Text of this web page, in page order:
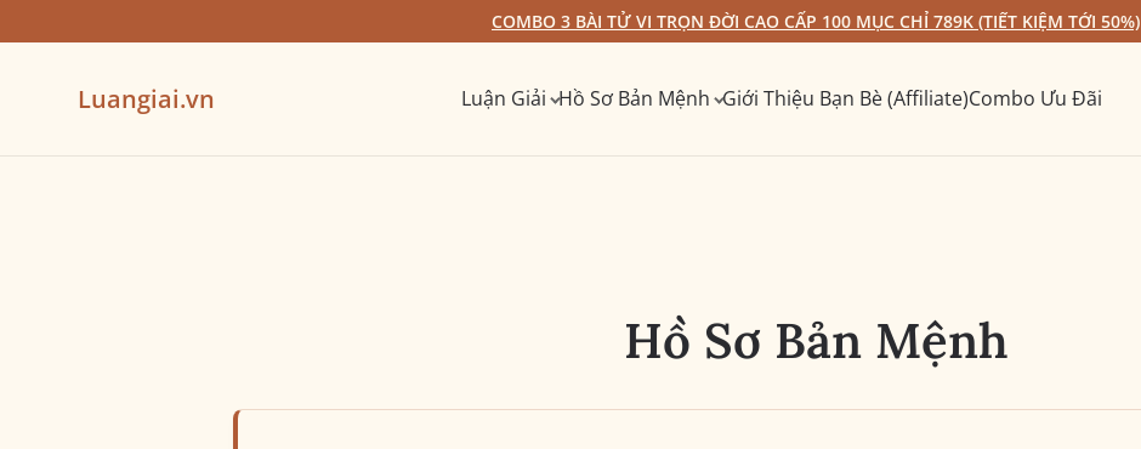
COMBO 3 BÀI TỬ VI TRỌN ĐỜI CAO CẤP 100 MỤC CHỈ 789K (TIẾT KIỆM TỚI 50%)
Luangiai.vn Luận Giải Hồ Sơ Bản Mệnh Giới Thiệu Bạn Bè (Affiliate)Combo Ưu Đãi
Hồ Sơ Bản Mệnh